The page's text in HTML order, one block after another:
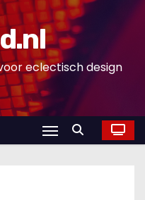
eclectisch design